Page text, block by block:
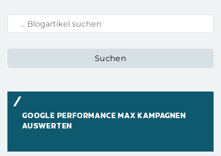
Blogartikel suchen:
GOOGLE PERFORMANCE MAX KAMPAGNEN
AUSWERTEN